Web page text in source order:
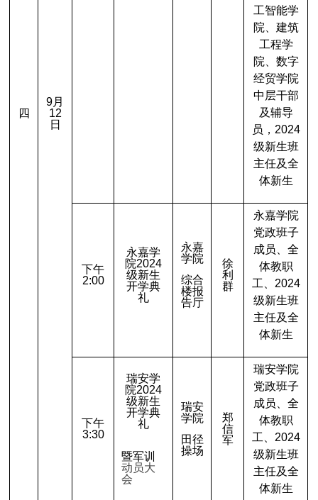
四
9月
12
日
工智能学
院、建筑
工程学
院、数字
经贸学院
中层干部
及辅导
员，2024
级新生班
主任及全
体新生
下午
2:00
永嘉学
院2024
级新生
开学典
礼
永嘉
学院
综合
楼报
告厅
徐
利
群
永嘉学院
党政班子
成员、全
体教职
工、2024
级新生班
主任及全
体新生
下午
3:30
瑞安学
院2024
级新生
开学典
礼
暨军训
动员大
会
瑞安
学院
田径
操场
郑
信
军
瑞安学院
党政班子
成员、全
体教职
工、2024
级新生班
主任及全
体新生